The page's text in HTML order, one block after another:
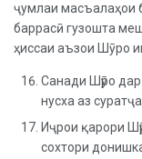
ҷумлаи масъалаҳои
баррасӣ гузошта
ҳиссаи аъзои Шӯро
Санади Шӯро
нусха аз
Иҷрои қарори
сохтори